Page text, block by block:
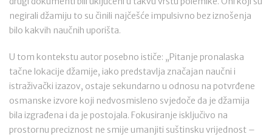
negirali džamiju to su činili najčešće impulsivno bez iznošenja
bilo kakvih naučnih uporišta.
U tom kontekstu autor posebno ističe: „Pitanje pronalaska
tačne lokacije džamije, iako predstavlja značajan naučni i
istraživački izazov, ostaje sekundarno u odnosu na potvrđene
osmanske izvore koji nedvosmisleno svjedoče da je džamija
bila izgrađena i da je postojala. Fokusiranje isključivo na
prostornu preciznost ne smije umanjiti suštinsku vrijednost –